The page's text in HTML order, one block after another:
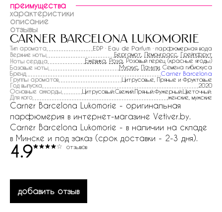
преимущества
характеристики
описание
отзывы
carner barcelona lukomorie
Тип аромата
EDP · Eau de Parfum · парфюмерная вода
Верхние ноты
Бергамот Лемонграсс Грейпфрут
Ноты сердца
Ежевика Роза , Розовый перец (красные ягоды)
Базовые ноты
Мускус Пачули , Семена гибискуса
Бренд
Carner Barcelona
Группы ароматов
Цитрусовые, Пряные и Фруктовые
Год выпуска
2020
Основные аккорды
Цитрусовый:Свежий:Пряный:Фужерный:Цветочный:
Для кого
женские, мужские
Carner Barcelona Lukomorie - оригинальная
парфюмерия в интернет-магазине Vetiver.by.
Carner Barcelona Lukomorie - в наличии на складе
в Минске и под заказ (срок доставки - 2-3 дня).
4.9 отзывов
добавить отзыв